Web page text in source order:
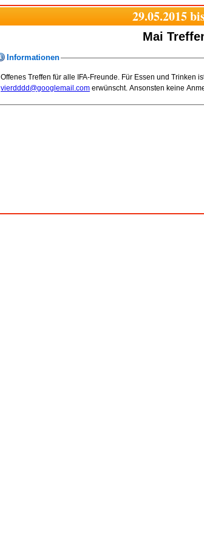
29.05.2015
Mai
Informationen
Offenes Treffen für alle IFA-Freunde. Für Essen und
vierdddd@googlemail.com erwünscht. Ansonsten keine